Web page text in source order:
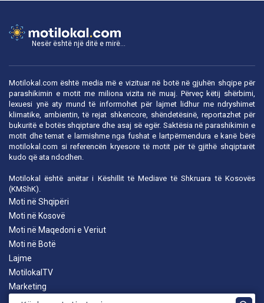
Nesër është një ditë e mirë...
Motilokal.com është media më e vizituar në botë në gjuhën shqipe për
parashikimin e motit me miliona vizita në muaj. Përveç këtij shërbimi,
lexuesi ynë aty mund të informohet për lajmet lidhur me ndryshimet
klimatike, ambientin, të rejat shkencore, shëndetësinë, reportazhet për
bukuritë e botës shqiptare dhe asaj së egër. Saktësia në parashikimin e
motit dhe temat e larmishme nga fushat e lartpërmendura e kanë bërë
motilokal.com si referencën kryesore të motit për të gjithë shqiptarët
kudo që ata ndodhen.
Motilokal është anëtar i Këshillit të Mediave të Shkruara të Kosovës
(KMShK).
Moti në Shqipëri
Moti në Kosovë
Moti në Maqedoni e Veriut
Moti në Botë
Lajme
MotilokalTV
Marketing